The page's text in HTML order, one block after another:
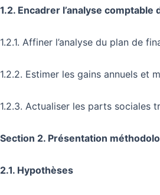
1.2. Encadrer l’analyse
1.2.1. Affiner l’analyse du plan de
1.2.2. Estimer les gains annuels et
1.2.3. Actualiser les parts sociales
Section 2. Présentation
2.1. Hypothèses